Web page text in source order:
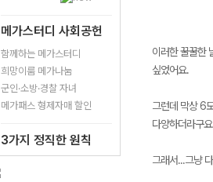
메가스터디 사회공헌
함께하는 메가스터디
희망이룸 메가나눔
군인·소방·경찰 자녀
메가패스 형제자매 할인
3가지 정직한 원칙
이러한 꿀꿀한
싶었어요.
그런데 막상 6
다양하더라구
그래서...그냥